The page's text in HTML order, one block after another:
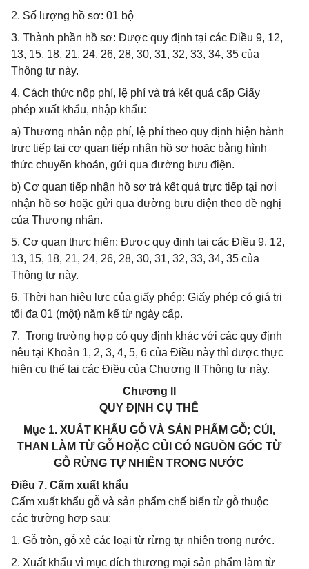
2. Số lượng hồ sơ: 01 bộ
3. Thành phần hồ sơ: Được quy định tại các Điều 9, 12,
13, 15, 18, 21, 24, 26, 28, 30, 31, 32, 33, 34, 35 của
Thông tư này.
4. Cách thức nộp phí, lệ phí và trả kết quả cấp Giấy
phép xuất khẩu, nhập khẩu:
a) Thương nhân nộp phí, lệ phí theo quy định hiện hành
trực tiếp tại cơ quan tiếp nhận hồ sơ hoặc bằng hình
thức chuyển khoản, gửi qua đường bưu điện.
b) Cơ quan tiếp nhận hồ sơ trả kết quả trực tiếp tại nơi
nhận hồ sơ hoặc gửi qua đường bưu điện theo đề nghị
của Thương nhân.
5. Cơ quan thực hiện: Được quy định tại các Điều 9, 12,
13, 15, 18, 21, 24, 26, 28, 30, 31, 32, 33, 34, 35 của
Thông tư này.
6. Thời hạn hiệu lực của giấy phép: Giấy phép có giá trị
tối đa 01 (một) năm kể từ ngày cấp.
7. Trong trường hợp có quy định khác với các quy định
nêu tại Khoản 1, 2, 3, 4, 5, 6 của Điều này thì được thực
hiện cụ thể tại các Điều của Chương II Thông tư này.
Chương II
QUY ĐỊNH CỤ THỂ
Mục 1. XUẤT KHẨU GỖ VÀ SẢN PHẨM GỖ; CỦI,
THAN LÀM TỪ GỖ HOẶC CỦI CÓ NGUỒN GỐC TỪ
GỖ RỪNG TỰ NHIÊN TRONG NƯỚC
Điều 7. Cấm xuất khẩu
Cấm xuất khẩu gỗ và sản phẩm chế biến từ gỗ thuộc
các trường hợp sau:
1. Gỗ tròn, gỗ xẻ các loại từ rừng tự nhiên trong nước.
2. Xuất khẩu vì mục đích thương mại sản phẩm làm từ